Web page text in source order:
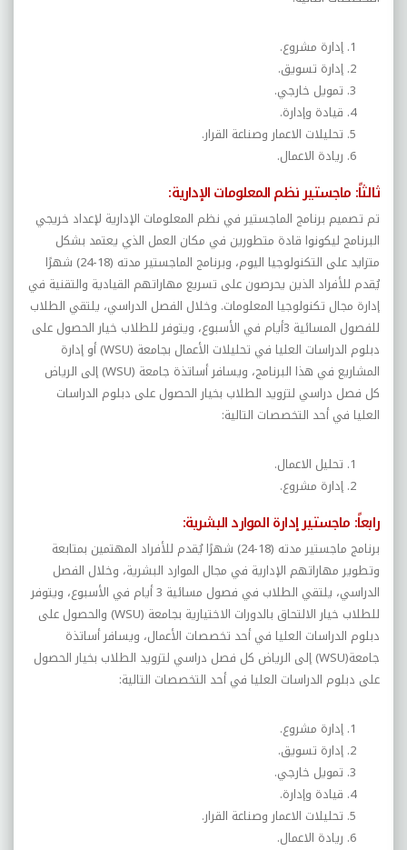
إدارة مشروع.
إدارة تسويق.
تمويل خارجي.
قيادة وإدارة.
تحليلات الاعمار وصناعة القرار.
ريادة الاعمال.
ثالثاً: ماجستير نظم المعلومات الإدارية:
تم تصميم برنامج الماجستير في نظم المعلومات الإدارية لإعداد خريجي
البرنامج ليكونوا قادة متطورين في مكان العمل الذي يعتمد بشكل
متزايد على التكنولوجيا اليوم، وبرنامج الماجستير مدته (18-24) شهرًا
يُقدم للأفراد الذين يحرصون على تسريع مهاراتهم القيادية والتقنية في
إدارة مجال تكنولوجيا المعلومات. وخلال الفصل الدراسي، يلتقي الطلاب
للفصول المسائية 3أيام في الأسبوع
، ويتوفر للطلاب خيار الحصول على
دبلوم الدراسات العليا في تحليلات الأعمال بجامعة (WSU) أو إدارة
المشاريع في هذا البرنامج، ويسافر أساتذة جامعة (WSU) إلى الرياض
كل فصل دراسي لتزويد الطلاب بخيار الحصول على دبلوم الدراسات
العليا في أحد التخصصات التالية:
تحليل الاعمال.
إدارة مشروع.
رابعاً: ماجستير إدارة الموارد البشرية:
برنامج ماجستير مدته (18-24) شهرًا يُقدم للأفراد المهتمين بمتابعة
وتطوير مهاراتهم الإدارية في مجال الموارد البشرية، وخلال الفصل
الدراسي، يلتقي الطلاب في فصول مسائية 3 أيام في الأسبوع، ويتوفر
للطلاب خيار الالتحاق بالدورات الاختيارية بجامعة (WSU) والحصول على
دبلوم الدراسات العليا في أحد تخصصات الأعمال، ويسافر أساتذة
جامعة(WSU) إلى الرياض كل فصل دراسي لتزويد الطلاب بخيار الحصول
على دبلوم الدراسات العليا في أحد التخصصات التالية:
إدارة مشروع.
إدارة تسويق.
تمويل خارجي.
قيادة وإدارة.
تحليلات الاعمار وصناعة القرار.
ريادة الاعمال.